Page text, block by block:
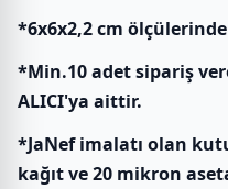
*6x6x2,2 cm
*Min.10 adet sipariş
ALICI'ya aittir.
*JaNef imalatı olan
kağıt ve 20 mikron